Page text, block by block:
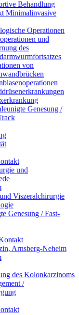
Behandlung
Minimalinvasive
Operationen
und
des
von
Genesung /
und
Viszeralchirurgie
Genesung / Fast-
Arnsberg-Neheim
des Kolonkarzinoms
/